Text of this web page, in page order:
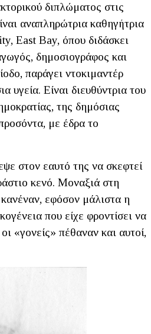
διπλώματος στις
αναπληρώτρια καθηγήτρια
East Bay, όπου διδάσκει
δημοσιογράφος και
παράγει ντοκιμαντέρ
υγεία. Είναι διευθύντρια του
της δημόσιας
με έδρα το
στον εαυτό της να σκεφτεί
κενό. Μοναξιά στη
εφόσον μάλιστα η
που είχε φροντίσει να
«γονείς» πέθαναν και αυτοί,